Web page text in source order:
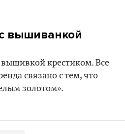
вышиванкой
вышивкой крестиком. Все
связано с тем, что
золотом».